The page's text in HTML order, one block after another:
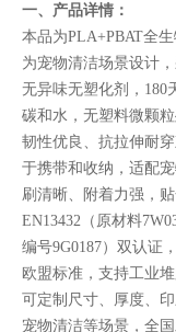
一、产品详情：
本品为PLA+PBAT全
为宠物清洁场景设计
无异味无塑化剂，180
碳和水，无塑料微颗
韧性优良、抗拉伸耐
于携带和收纳，适配
刷清晰、附着力强，
EN13432（原材料
编号9G0187）双认证
欧盟标准，支持工业
可定制尺寸、厚度、
宠物清洁等场景，全